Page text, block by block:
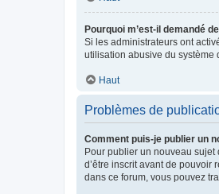
Pourquoi m’est-il demandé
Si les administrateurs ont
utilisation abusive du système
Haut
Problèmes de
Comment puis-je publier un
Pour publier un nouveau
d’être inscrit avant de pouvoir
dans ce forum, vous pouvez